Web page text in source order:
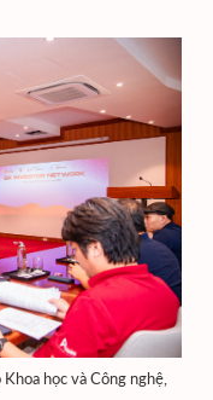
học và Công nghệ,